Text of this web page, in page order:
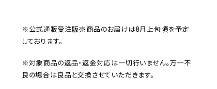
※公式通販受注販売商品のお届けは8月上旬頃を予定
しております。
※対象商品の返品・返金対応は一切行いません。万一不
良の場合は良品と交換させていただきます。